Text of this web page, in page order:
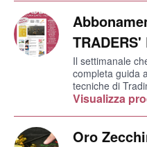
Il settimanale
completa guida
tecniche di
Visualizza
Oro